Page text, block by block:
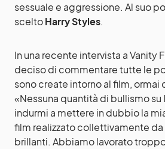
sessuale e aggressione. Al suo
sceltoHarry Styles.
In una recente intervista a Vanity
deciso di commentare tutte le
sono create intorno al film, ormai
«Nessuna quantità di bullismo
indurmi a mettere in dubbio la
film realizzato collettivamente
brillanti. Abbiamo lavorato